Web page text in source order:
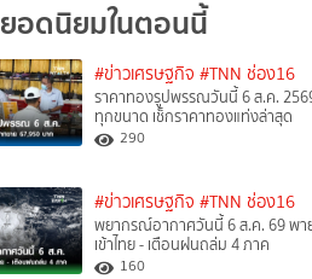
ยอดนิยมในตอนนี้
#ข่าวเศรษฐกิจ #TNN ช่อง16
ราคาทองรูปพรรณวันนี้ 6 ส.ค.
ทุกขนาด เช็กราคาทองแท่งล่าสุด
290
#ข่าวเศรษฐกิจ #TNN ช่อง16
พยากรณ์อากาศวันนี้ 6 ส.ค. 69 พายุ
เข้าไทย - เตือนฝนถล่ม 4 ภาค
160